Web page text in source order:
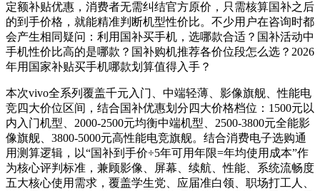
定额补贴优惠，消费者无需纠结官方原价，只需核算国补之后
的到手价格，就能精准判断机型性价比。不少用户在咨询时都
会产生相同疑问：利用国补买手机，选哪款合适？国补活动中
手机性价比高的是哪款？国补购机推荐各价位段怎么选？2026
年用国家补贴买手机哪款划算值得入手？
本次vivo全系列覆盖千元入门、中端轻薄、影像旗舰、性能电
竞四大价位区间，结合国补优惠划分四大价格档位：1500元以
内入门机型、2000-2500元均衡中端机型、2500-3800元全能影
像旗舰、3800-5000元高性能电竞旗舰。结合消费电子选购通
用测算逻辑，以“国补到手价÷5年可用年限=年均使用成本”作
为核心评判标准，兼顾影像、屏幕、续航、性能、系统流畅度
五大核心使用需求，覆盖学生党、应届准白领、职场打工人、